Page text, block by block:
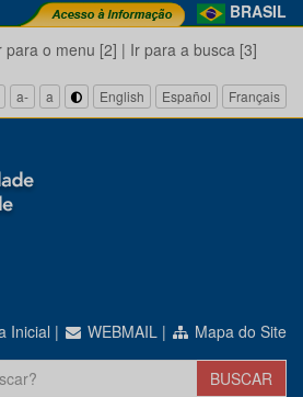
BRASIL
para o menu [2] | Ir para a busca [3]
a- a English Español Français
Inicial | WEBMAIL | Mapa do Site